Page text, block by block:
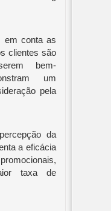
em conta as
clientes são
bem-
um
pela
da
a eficácia
taxa de